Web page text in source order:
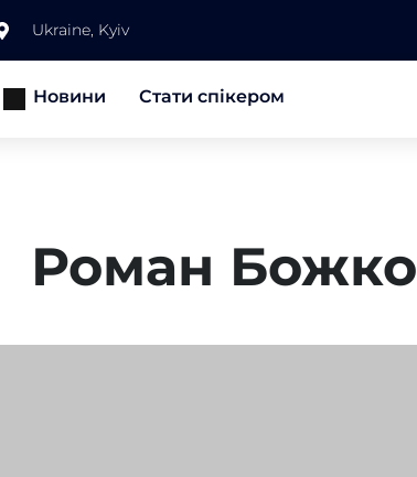
Ukraine, Kyiv
Новини Стати спікером
Роман Божко